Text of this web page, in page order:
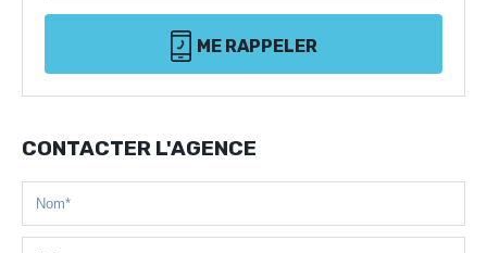
ME RAPPELER
CONTACTER L'AGENCE